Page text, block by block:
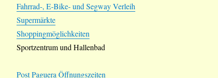
Fahrrad-, E-Bike- und Segway Verleih
Supermärkte
Shoppingmöglichkeiten
Sportzentrum und Hallenbad
Post Paguera Öffnungszeiten